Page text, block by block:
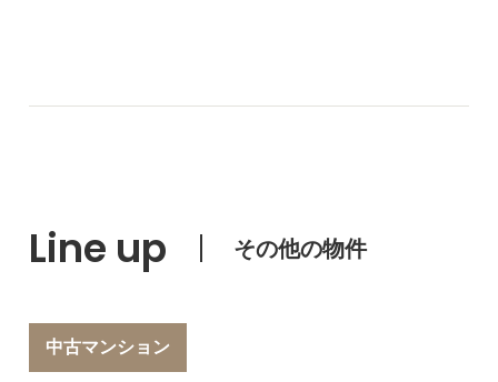
Line up その他の物件
中古マンション